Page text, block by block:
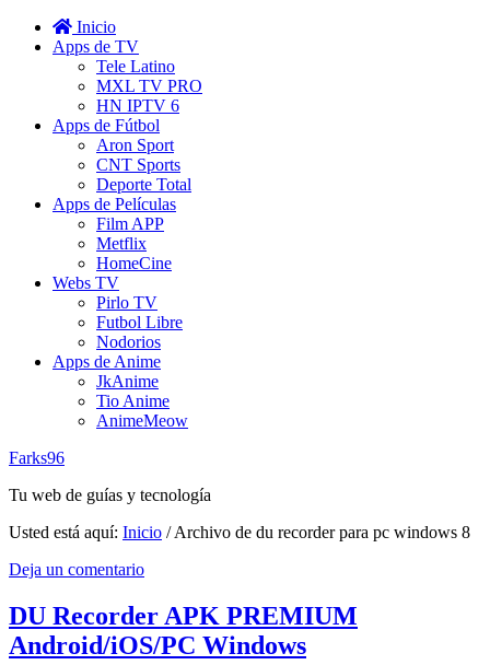
Inicio
Apps de TV
Tele Latino
MXL TV PRO
HN IPTV 6
Apps de Fútbol
Aron Sport
CNT Sports
Deporte Total
Apps de Películas
Film APP
Metflix
HomeCine
Webs TV
Pirlo TV
Futbol Libre
Nodorios
Apps de Anime
JkAnime
Tio Anime
AnimeMeow
Farks96
Tu web de guías y tecnología
Usted está aquí: Inicio /Archivo de du recorder para pc windows 8
Deja un comentario
DU Recorder APK PREMIUM
Android/iOS/PC Windows